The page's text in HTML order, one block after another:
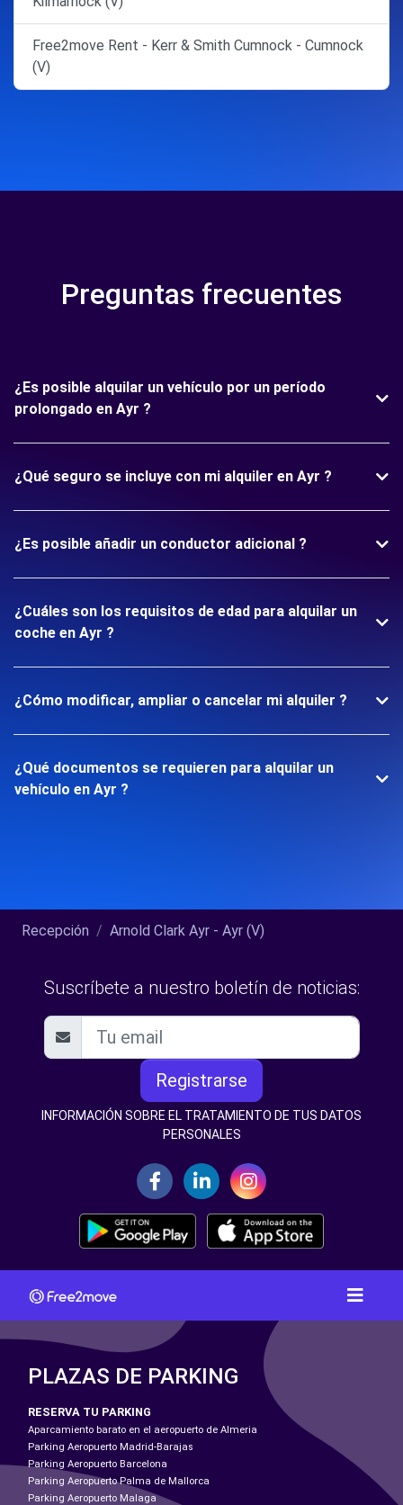
Free2move Rent - Kerr & Smith Cumnock - Cumnock
(V)
Preguntas frecuentes
¿Es posible alquilar un vehículo por un período
prolongado en Ayr ?
¿Qué seguro se incluye con mi alquiler en Ayr ?
¿Es posible añadir un conductor adicional ?
¿Cuáles son los requisitos de edad para alquilar un
coche en Ayr ?
¿Cómo modificar, ampliar o cancelar mi alquiler ?
¿Qué documentos se requieren para alquilar un
vehículo en Ayr ?
Recepción Arnold Clark Ayr - Ayr (V)
Suscríbete a nuestro boletín de noticias:
Registrarse
INFORMACIÓN SOBRE EL TRATAMIENTO DE TUS DATOS
PERSONALES
PLAZAS DE PARKING
RESERVA TU PARKING
Aparcamiento barato en el aeropuerto de Almeria
Parking Aeropuerto Madrid-Barajas
Parking Aeropuerto Barcelona
Parking Aeropuerto Palma de Mallorca
Parking Aeropuerto Malaga